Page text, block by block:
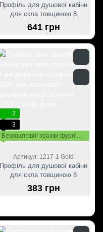
Профіль для душової кабіни
для скла товщиною 8
мм,довжина профілю 2000
мм,материал-алюміній,колір-
білий
641 грн
3
3
Безкоштовні зразки фурнітури
Артикул: 1217-1 Gold
Профіль для душової кабіни
для скла товщиною 8
мм,довжина профілю 1000
мм,материал-алюміній,колір-
383 грн